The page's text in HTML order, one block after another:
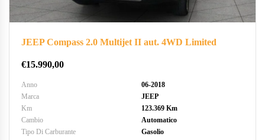
JEEP Compass 2.0 Multijet II aut. 4WD Limited
€15.990,00
Anno
06-2018
Marca
JEEP
Km
123.369 Km
Cambio
Automatico
Tipo Di Carburante
Gasolio